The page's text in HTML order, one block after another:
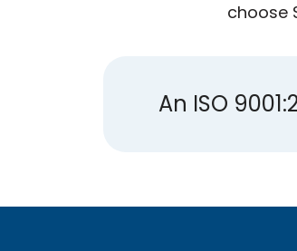
choose
An ISO